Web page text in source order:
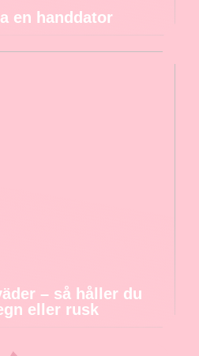
en handdator
– så håller du
eller rusk